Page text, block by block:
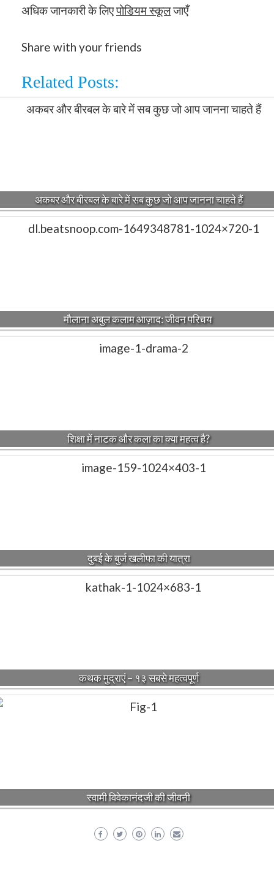
अधिक जानकारी के लिएपोडियम स्कूलजाएँ
Share with your friends
Related Posts:
अकबर और बीरबल के बारे में सब कुछ जो आप जानना चाहते हैं
मौलाना अबुल कलाम आज़ाद: जीवन परिचय
शिक्षा में नाटक और कला का क्या महत्व है?
दुबई के बुर्ज खलीफा की यात्रा
कथक मुद्राएं – १३ सबसे महत्वपूर्ण
स्वामी विवेकानंदजी की जीवनी